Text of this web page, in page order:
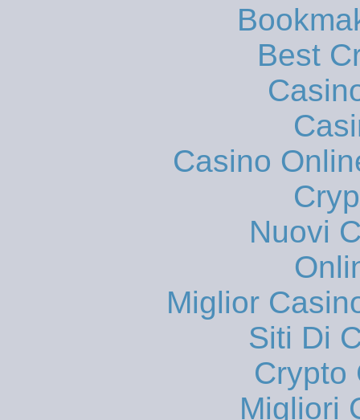
Best
Casino
Nuovi
Miglior
Siti Di
Crypto
Migliori